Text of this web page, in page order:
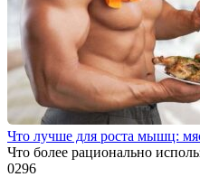
Что лучше для роста мышц:
Что более рационально
0296